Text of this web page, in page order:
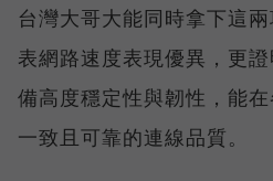
台灣大哥大能同時拿下這
表網路速度表現優異，更
備高度穩定性與韌性，能
一致且可靠的連線品質。